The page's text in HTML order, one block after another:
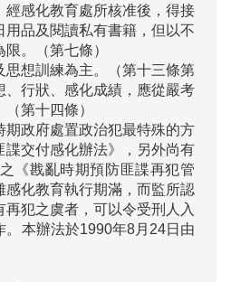
經感化教育處所核准後，得接
用品及閱讀私有書籍，但以不
。（第七條）
思想訓練為主。（第十三條第
、行狀、感化成績，應從嚴考
第十四條）
期政府處置政治犯最特殊的方
諜交付感化辦法》，另外尚有
《戡亂時期預防匪諜再犯管
感化教育執行期滿，而監所認
犯之虞者，可以令受刑人入
。本辦法於1990年8月24日由